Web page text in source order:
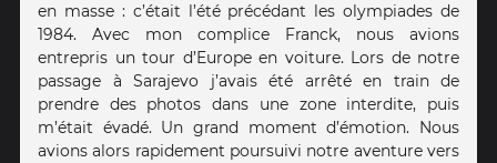
en masse : c’était l’été précédant les olympiades de
1984. Avec mon complice Franck, nous avions
entrepris un tour d’Europe en voiture. Lors de notre
passage à Sarajevo j’avais été arrêté en train de
prendre des photos dans une zone interdite, puis
m’était évadé. Un grand moment d’émotion. Nous
avions alors rapidement poursuivi notre aventure vers